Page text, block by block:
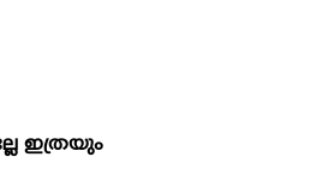
ഇത്രയും